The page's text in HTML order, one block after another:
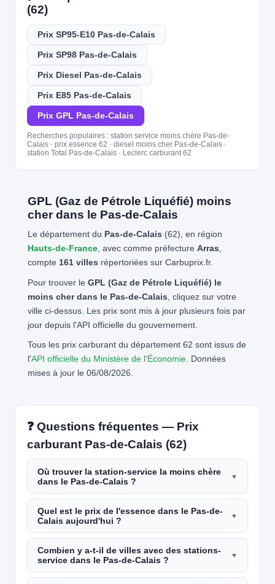
(62)
Prix SP95-E10 Pas-de-Calais
Prix SP98 Pas-de-Calais
Prix Diesel Pas-de-Calais
Prix E85 Pas-de-Calais
Prix GPL Pas-de-Calais
Recherches populaires : station service moins chère Pas-de-
Calais · prix essence 62 · diesel moins cher Pas-de-Calais ·
station Total Pas-de-Calais · Leclerc carburant 62
GPL (Gaz de Pétrole Liquéfié) moins
cher dans le Pas-de-Calais
Le département du Pas-de-Calais (62), en région
Hauts-de-France, avec comme préfecture Arras,
compte 161 villes répertoriées sur Carbuprix.fr.
Pour trouver le GPL (Gaz de Pétrole Liquéfié) le
moins cher dans le Pas-de-Calais , cliquez sur votre
ville ci-dessus. Les prix sont mis à jour plusieurs fois par
jour depuis l'API officielle du gouvernement.
Tous les prix carburant du département 62 sont issus de
l'API officielle du Ministère de l'Économie. Données
mises à jour le 06/08/2026.
❓ Questions fréquentes — Prix
carburant Pas-de-Calais (62)
Où trouver la station-service la moins chère
dans le Pas-de-Calais ?
Quel est le prix de l'essence dans le Pas-de-
Calais aujourd'hui ?
Combien y a-t-il de villes avec des stations-
service dans le Pas-de-Calais ?